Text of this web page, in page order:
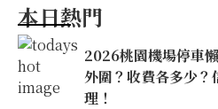
本日熱門
2026桃園機場停車
外圍？收費各多少
理！